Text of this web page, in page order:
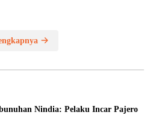
Nindia: Pelaku Incar Pajero